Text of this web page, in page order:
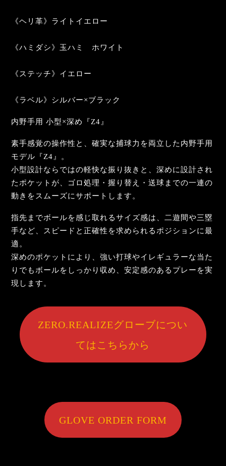
《ヘリ革》ライトイエロー
《ハミダシ》玉ハミ ホワイト
《ステッチ》イエロー
《ラベル》シルバー×ブラック
内野手用 小型×深め『Z4』
素手感覚の操作性と、確実な捕球力を両立した内野手用
モデル『Z4』。
小型設計ならではの軽快な振り抜きと、深めに設計され
たポケットが、ゴロ処理・握り替え・送球までの一連の
動きをスムーズにサポートします。
指先までボールを感じ取れるサイズ感は、二遊間や三塁
手など、スピードと正確性を求められるポジションに最
適。
深めのポケットにより、強い打球やイレギュラーな当た
りでもボールをしっかり収め、安定感のあるプレーを実
現します。
ZERO.REALIZEグローブについ
てはこちらから
GLOVE ORDER FORM